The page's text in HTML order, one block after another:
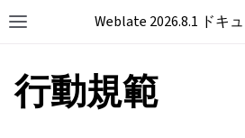
Weblate 2026.8.1 ドキ
行動規範